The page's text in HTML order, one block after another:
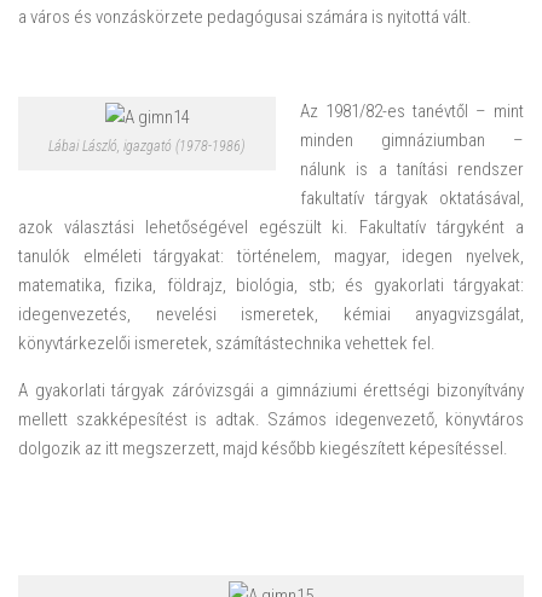
a város és vonzáskörzete pedagógusai számára is nyitottá vált.
Lábai László, igazgató (1978-1986)
Az 1981/82-es tanévtől – mint
minden gimnáziumban –
nálunk is a tanítási rendszer
fakultatív tárgyak oktatásával,
azok választási lehetőségével egészült ki. Fakultatív tárgyként a
tanulók elméleti tárgyakat: történelem, magyar, idegen nyelvek,
matematika, fizika, földrajz, biológia, stb; és gyakorlati tárgyakat:
idegenvezetés, nevelési ismeretek, kémiai anyagvizsgálat,
könyvtárkezelői ismeretek, számítástechnika vehettek fel.
A gyakorlati tárgyak záróvizsgái a gimnáziumi érettségi bizonyítvány
mellett szakképesítést is adtak. Számos idegenvezető, könyvtáros
dolgozik az itt megszerzett, majd később kiegészített képesítéssel.